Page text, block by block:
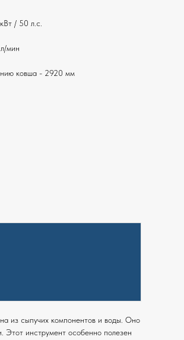
/ 50 л.с.
мин
ковша - 2920 мм
из сыпучих компонентов и воды. Оно
Этот инструмент особенно полезен